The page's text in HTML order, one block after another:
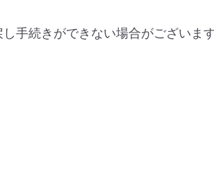
手続きができない場合がございます